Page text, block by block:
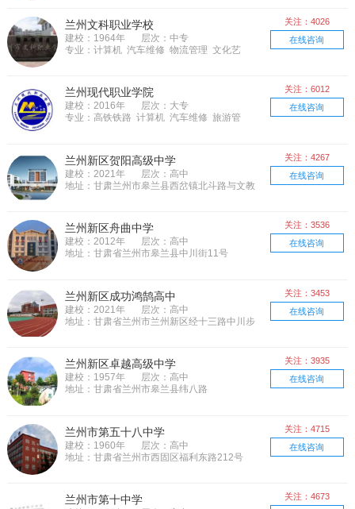
兰州文科职业学校
建校：1964年
层次：中专
专业：计算机 汽车维修 物流管理 文化艺
关注：4026
在线咨询
兰州现代职业学院
建校：2016年
层次：大专
专业：高铁铁路 计算机 汽车维修 旅游管
关注：6012
在线咨询
兰州新区贺阳高级中学
建校：2021年
层次：高中
地址：甘肃兰州市皋兰县西岔镇北斗路与文教
关注：4267
在线咨询
兰州新区舟曲中学
建校：2012年
层次：高中
地址：甘肃省兰州市皋兰县中川街11号
关注：3536
在线咨询
兰州新区成功鸿鹄高中
建校：2021年
层次：高中
地址：甘肃省兰州市兰州新区经十三路中川步
关注：3453
在线咨询
兰州新区卓越高级中学
建校：1957年
层次：高中
地址：甘肃省兰州市皋兰县纬八路
关注：3935
在线咨询
兰州市第五十八中学
建校：1960年
层次：高中
地址：甘肃省兰州市西固区福利东路212号
关注：4715
在线咨询
兰州市第十中学
关注：4673